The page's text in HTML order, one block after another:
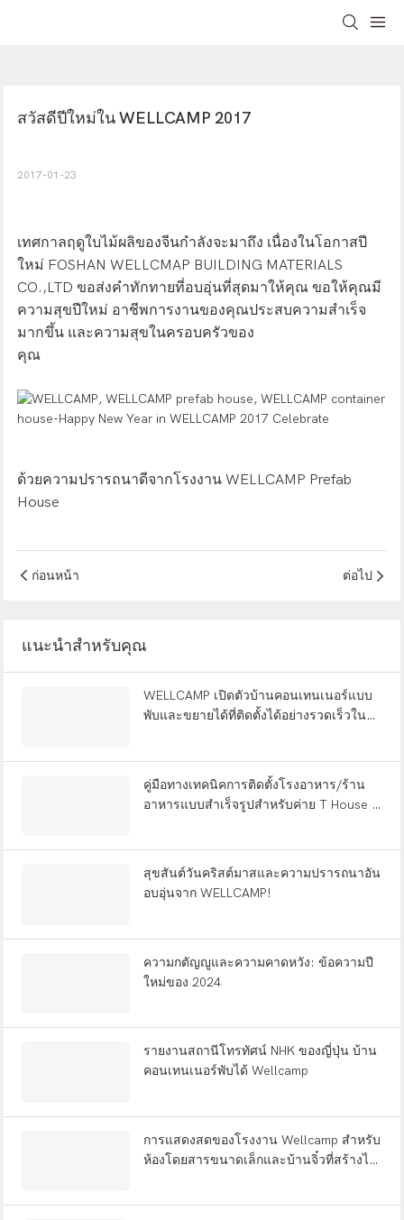
สวัสดีปีใหม่ใน WELLCAMP 2017
2017-01-23
เทศกาลฤดูใบไม้ผลิของจีนกำลังจะมาถึง เนื่องในโอกาสปี
ใหม่ FOSHAN WELLCMAP BUILDING MATERIALS
CO.,LTD ขอส่งคำทักทายที่อบอุ่นที่สุดมาให้คุณ ขอให้คุณมี
ความสุขปีใหม่ อาชีพการงานของคุณประสบความสำเร็จ
มากขึ้น และความสุขในครอบครัวของ
คุณ
ด้วยความปรารถนาดีจากโรงงาน WELLCAMP Prefab
House
ก่อนหน้า ต่อไป
แนะนำสำหรับคุณ
WELLCAMP เปิดตัวบ้านคอนเทนเนอร์แบบ
พับและขยายได้ที่ติดตั้งได้อย่างรวดเร็วใน
คู่มือทางเทคนิคการติดตั้งโรงอาหาร/ร้าน
อาหารแบบสำเร็จรูปสำหรับค่าย T House –
สุขสันต์วันคริสต์มาสและความปรารถนาอัน
อบอุ่นจาก WELLCAMP!
ความกตัญญูและความคาดหวัง: ข้อความปี
ใหม่ของ 2024
รายงานสถานีโทรทัศน์ NHK ของญี่ปุ่น บ้าน
คอนเทนเนอร์พับได้ Wellcamp
การแสดงสดของโรงงาน Wellcamp สำหรับ
ห้องโดยสารขนาดเล็กและบ้านจิ๋วที่สร้างไว้